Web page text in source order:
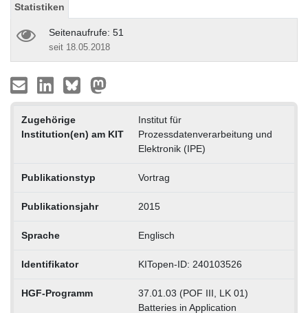
Statistiken
Seitenaufrufe: 51
seit 18.05.2018
Zugehörige
Institution(en) am KIT
Institut für
Prozessdatenverarbeitung und
Elektronik (IPE)
Publikationstyp Vortrag
Publikationsjahr 2015
Sprache Englisch
Identifikator KITopen-ID: 240103526
HGF-Programm
37.01.03 (POF III, LK 01)
Batteries in Application